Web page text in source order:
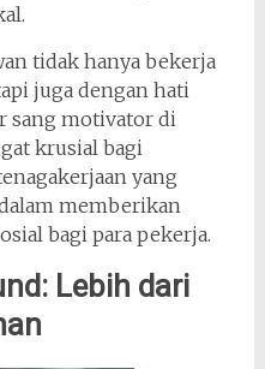
tidak hanya bekerja
juga dengan hati
sang motivator di
krusial bagi
yang
memberikan
bagi para pekerja.
Lebih dari